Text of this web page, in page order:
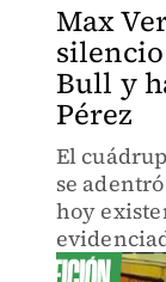
Max
Bull y
Pérez
El
se
hoy
un "potro